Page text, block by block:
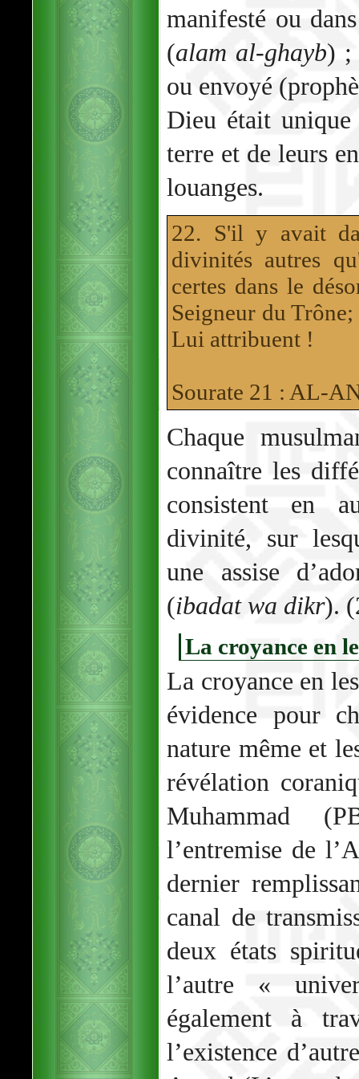
manifesté ou
(alam al-ghayb) ;
ou envoyé
Dieu était
terre et de leurs
louanges.
22. S'il y avait
divinités autres
certes dans le
Seigneur du
Lui attribuent !
Sourate 21 : AL-
Chaque
connaître les
consistent en
divinité, sur
une assise
(ibadat wa dikr).
La croyance en
La croyance en
évidence pour
nature même et
révélation
Muhammad
l’entremise de
dernier
canal de
deux états
l’autre «
également à
l’existence